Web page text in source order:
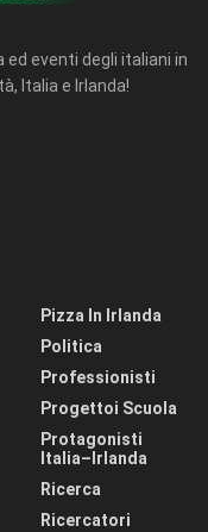
eventi degli italiani in
Italia e Irlanda!
Pizza In Irlanda
Politica
Professionisti
Progettoi Scuola
Protagonisti
Italia–Irlanda
Ricerca
Ricercatori